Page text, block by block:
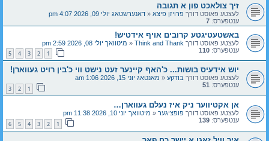
זיך צולאכט פון א תגובה
לעצטע פאוסט דורך פרויזן פיצא « דאנערשטאג יולי 09, 2026 4:07 pm
ענטפערס: 7
באשטעטיגטע קרובים אויף אידטיש!
לעצטע פאוסט דורך Think and Thank
« מיטוואך יולי 08, 2026 2:59 pm
ענטפערס: 110
1
2
3
4
5
יוש אידעיס בושות... כ'האף קיינער זעט נישט ווי כ'בין רויט געווארן!
לעצטע פאוסט דורך בודקע « מאנטאג יוני 15, 2026 1:06 am
ענטפערס: 51
1
2
3
אן אקטיווער ניק איז נעלם געווארן…
לעצטע פאוסט דורך פופציגער « מיטוואך יוני 10, 2026 11:38 pm
ענטפערס: 139
1
2
3
4
5
6